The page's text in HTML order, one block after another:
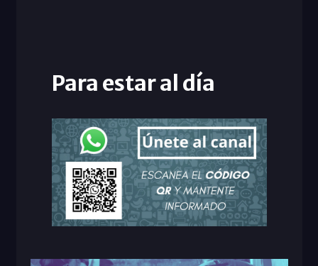
Para estar al día